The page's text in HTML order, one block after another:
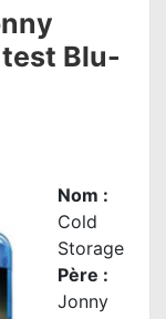
Blu-
Nom :
Cold
Storage
Père :
Jonny